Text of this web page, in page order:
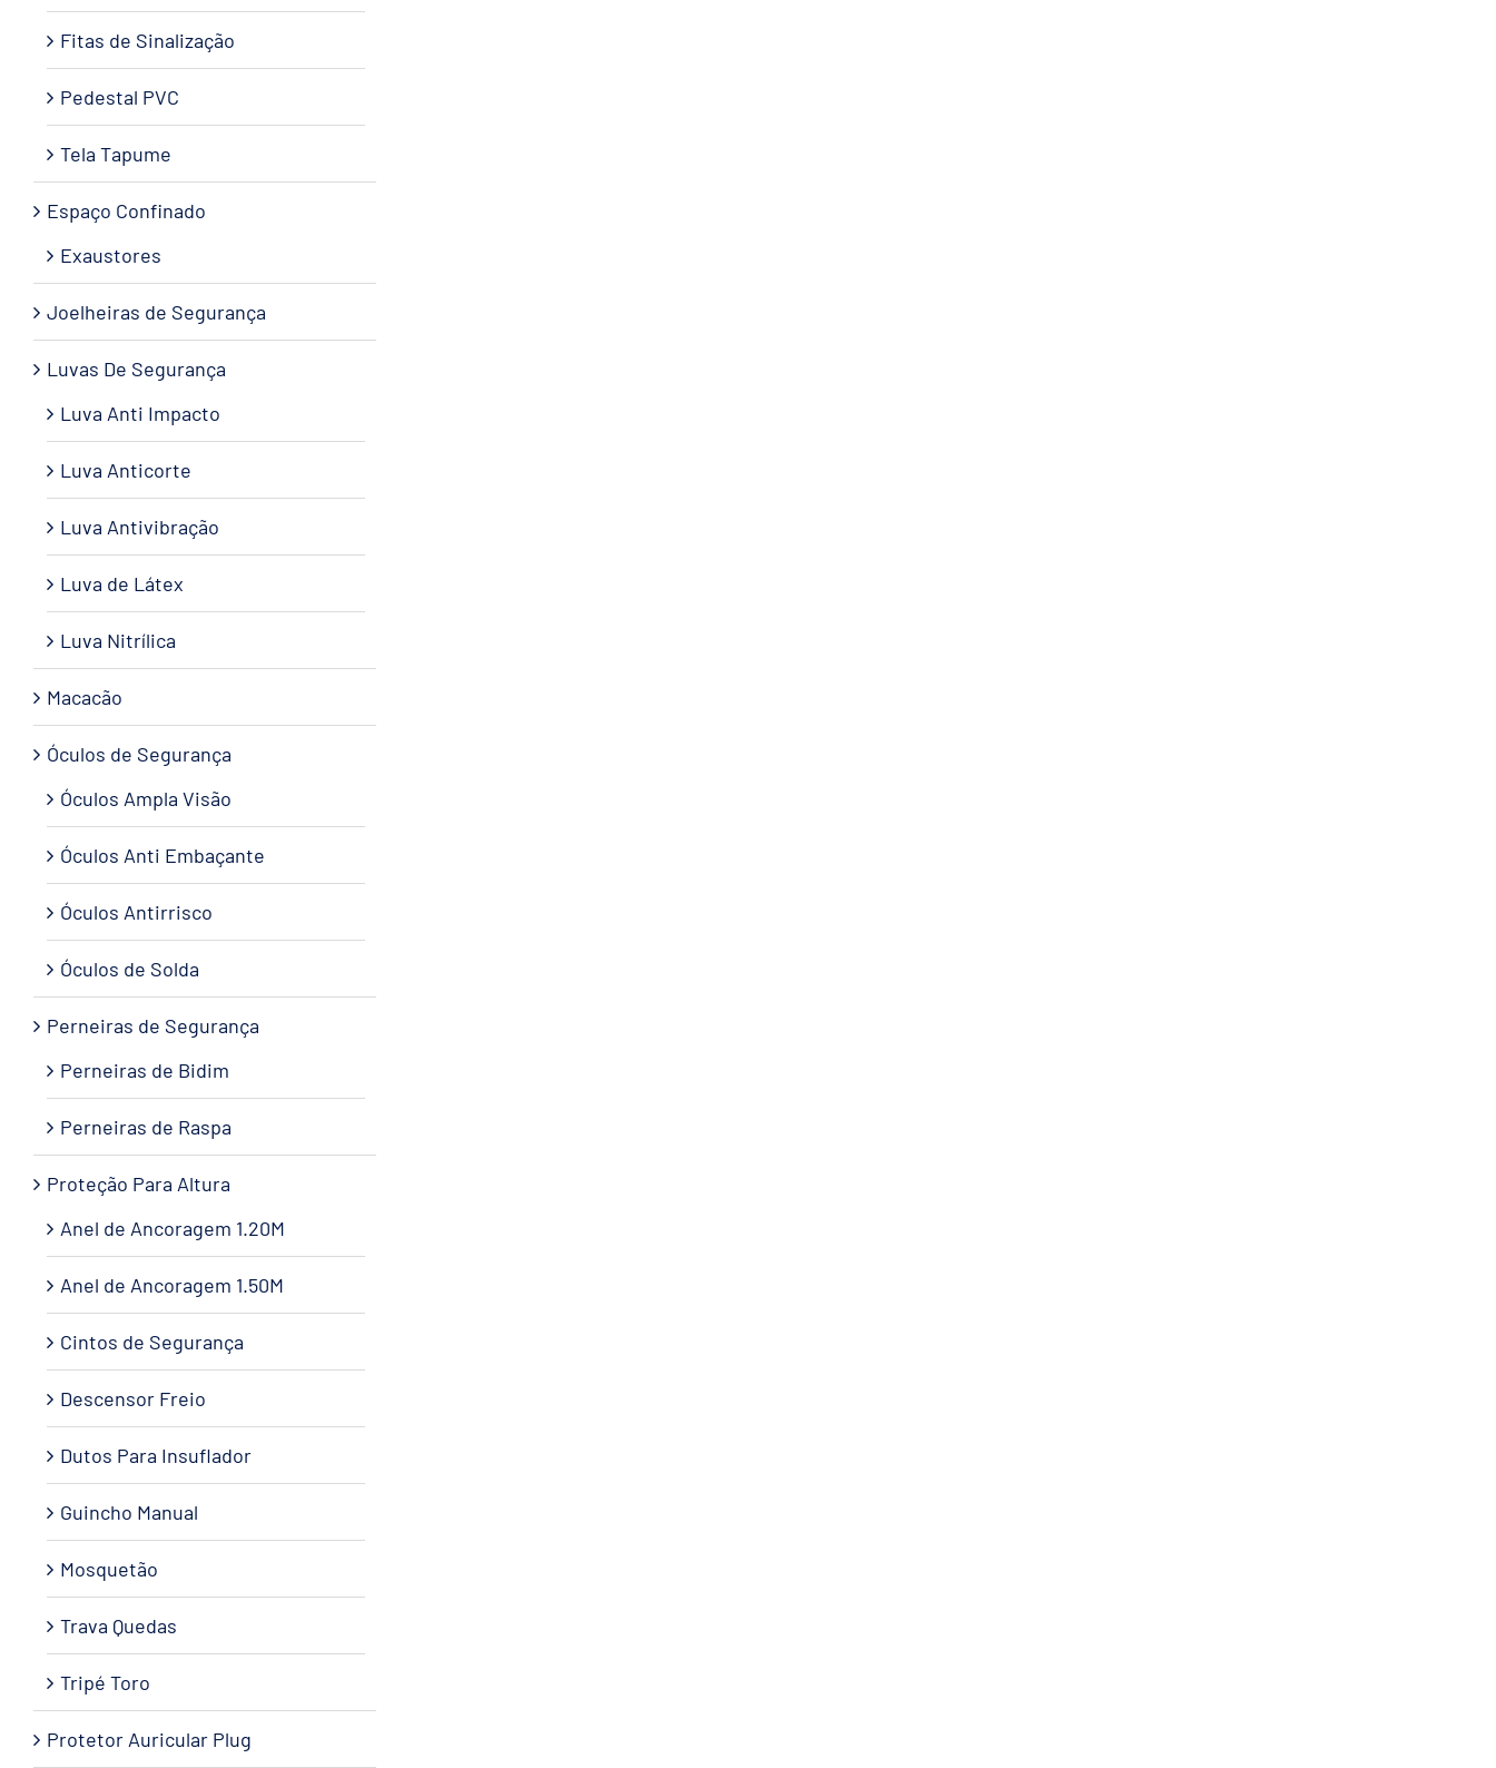
Fitas de Sinalização
Pedestal PVC
Tela Tapume
Espaço Confinado
Exaustores
Joelheiras de Segurança
Luvas De Segurança
Luva Anti Impacto
Luva Anticorte
Luva Antivibração
Luva de Látex
Luva Nitrílica
Macacão
Óculos de Segurança
Óculos Ampla Visão
Óculos Anti Embaçante
Óculos Antirrisco
Óculos de Solda
Perneiras de Segurança
Perneiras de Bidim
Perneiras de Raspa
Proteção Para Altura
Anel de Ancoragem 1.20M
Anel de Ancoragem 1.50M
Cintos de Segurança
Descensor Freio
Dutos Para Insuflador
Guincho Manual
Mosquetão
Trava Quedas
Tripé Toro
Protetor Auricular Plug